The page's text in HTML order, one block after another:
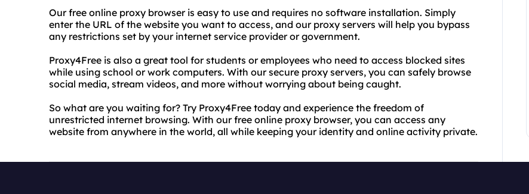
Our free online proxy browser is easy to use and requires no software installation. Simply
enter the URL of the website you want to access, and our proxy servers will help you bypass
any restrictions set by your internet service provider or government.
Proxy4Free is also a great tool for students or employees who need to access blocked sites
while using school or work computers. With our secure proxy servers, you can safely browse
social media, stream videos, and more without worrying about being caught.
So what are you waiting for? Try Proxy4Free today and experience the freedom of
unrestricted internet browsing. With our free online proxy browser, you can access any
website from anywhere in the world, all while keeping your identity and online activity private.